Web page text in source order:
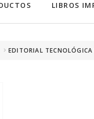
LIBROS
EDITORIAL